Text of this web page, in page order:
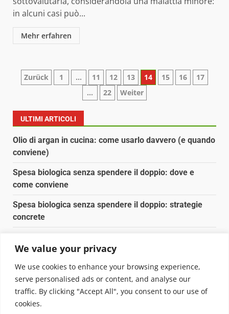
We value your privacy
We use cookies to enhance your browsing experience,
serve personalised ads or content, and analyse our
traffic. By clicking "Accept All", you consent to our use of
cookies.
in alcuni casi può...
Mehr erfahren
Paginazione
articoli
Zurück 1 … 11 12 13 14 15 16
17
…
22 Weiter
ULTIMI ARTICOLI
Olio di argan in cucina: come usarlo davvero (e quando
conviene)
Spesa biologica senza spendere il doppio: dove e
come conviene
Spesa biologica senza spendere il doppio: strategie
concrete
Pulizia naturale della casa: 3 ingredienti che
sostituiscono 10 prodotti chimici
Copyright © 2025 Biopianeta.it proprietà di Jws Media